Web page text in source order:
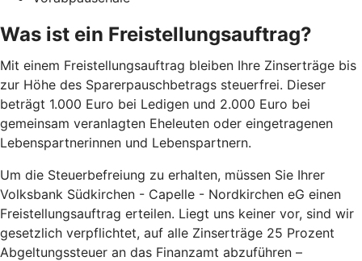
Was ist ein Freistellungsauftrag?
Mit einem Freistellungsauftrag bleiben Ihre Zinserträge bis
zur Höhe des Sparerpauschbetrags steuerfrei. Dieser
beträgt 1.000 Euro bei Ledigen und 2.000 Euro bei
gemeinsam veranlagten Eheleuten oder eingetragenen
Lebenspartnerinnen und Lebenspartnern.
Um die Steuerbefreiung zu erhalten, müssen Sie Ihrer
Volksbank Südkirchen - Capelle - Nordkirchen eG einen
Freistellungsauftrag erteilen. Liegt uns keiner vor, sind wir
gesetzlich verpflichtet, auf alle Zinserträge 25 Prozent
Abgeltungssteuer an das Finanzamt abzuführen –